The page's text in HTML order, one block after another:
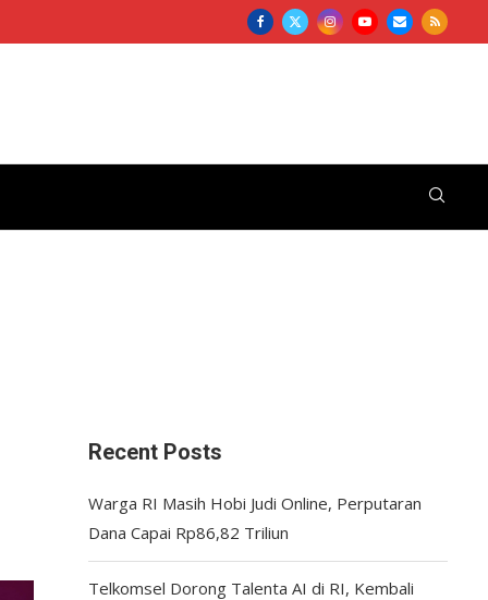
Recent Posts
Warga RI Masih Hobi Judi Online, Perputaran
Dana Capai Rp86,82 Triliun
Telkomsel Dorong Talenta AI di RI, Kembali